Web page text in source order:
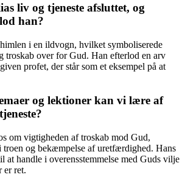
liv og tjeneste afsluttet, og
han?
i en ildvogn, hvilket symboliserede
troskab over for Gud. Han efterlod en arv
profet, der står som et eksempel på at
og lektioner kan vi lære af
om vigtigheden af ​​troskab mod Gud,
troen og bekæmpelse af uretfærdighed. Hans
at handle i overensstemmelse med Guds vilje
er ret.